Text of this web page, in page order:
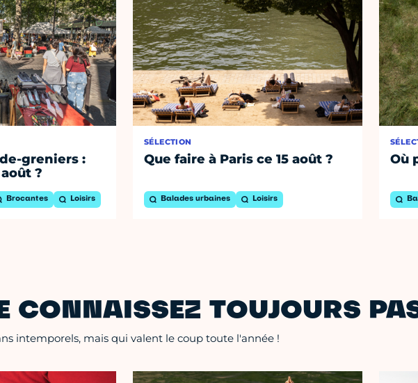
greniers :
?
Brocantes Loisirs
SÉLECTION
Que faire à Paris ce 15 août ?
Balades urbaines Loisirs
Où
CONNAISSEZ TOUJOURS
intemporels, mais qui valent le coup toute l'année !